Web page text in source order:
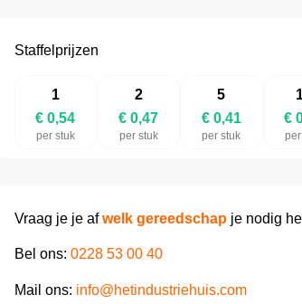
Staffelprijzen
1
€ 0,54
per stuk
2
€ 0,47
per stuk
5
€ 0,41
per stuk
€
Vraag je je afwelk gereedschapje nodig
Bel ons: 0228 53 00 40
Mail ons: info@hetindustriehuis.com